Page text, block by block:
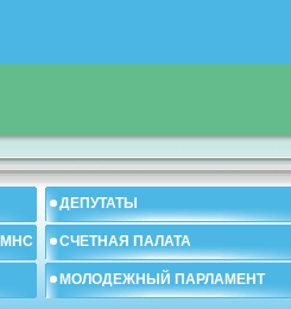
ДЕПУТАТЫ
СЧЕТНАЯ ПАЛАТА
МОЛОДЕЖНЫЙ ПАРЛАМЕНТ